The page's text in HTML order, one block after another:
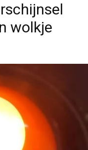
wolkje